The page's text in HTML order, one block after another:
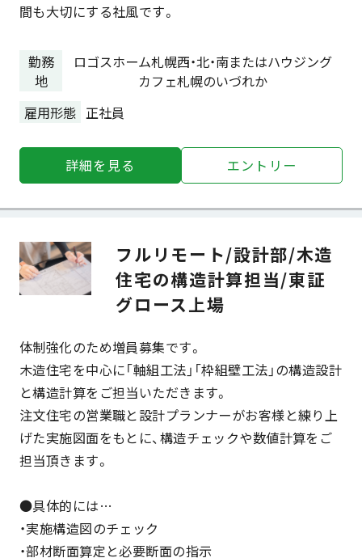
間も大切にする社風です。
勤務
地
ロゴスホーム札幌西・北・南またはハウジング
カフェ札幌のいづれか
雇用形態 正社員
詳細を⾒る エントリー
フルリモート/設計部/木造
住宅の構造計算担当/東証
グロース上場
体制強化のため増員募集です。
木造住宅を中心に「軸組工法」「枠組壁工法」の構造設計
と構造計算をご担当いただきます。
注文住宅の営業職と設計プランナーがお客様と練り上
げた実施図面をもとに、構造チェックや数値計算をご
担当頂きます。
●具体的には…
・実施構造図のチェック
・部材断面算定と必要断面の指示